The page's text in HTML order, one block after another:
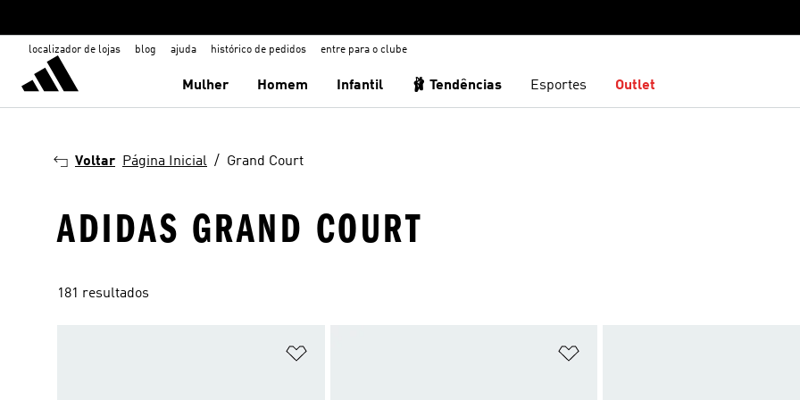
localizador de lojas blog ajuda histórico de pedidos entre para o clube
Mulher Homem Infantil 🩰 Tendências Esportes Outlet
Voltar Página Inicial Grand Court
ADIDAS GRAND COURT
181 resultados